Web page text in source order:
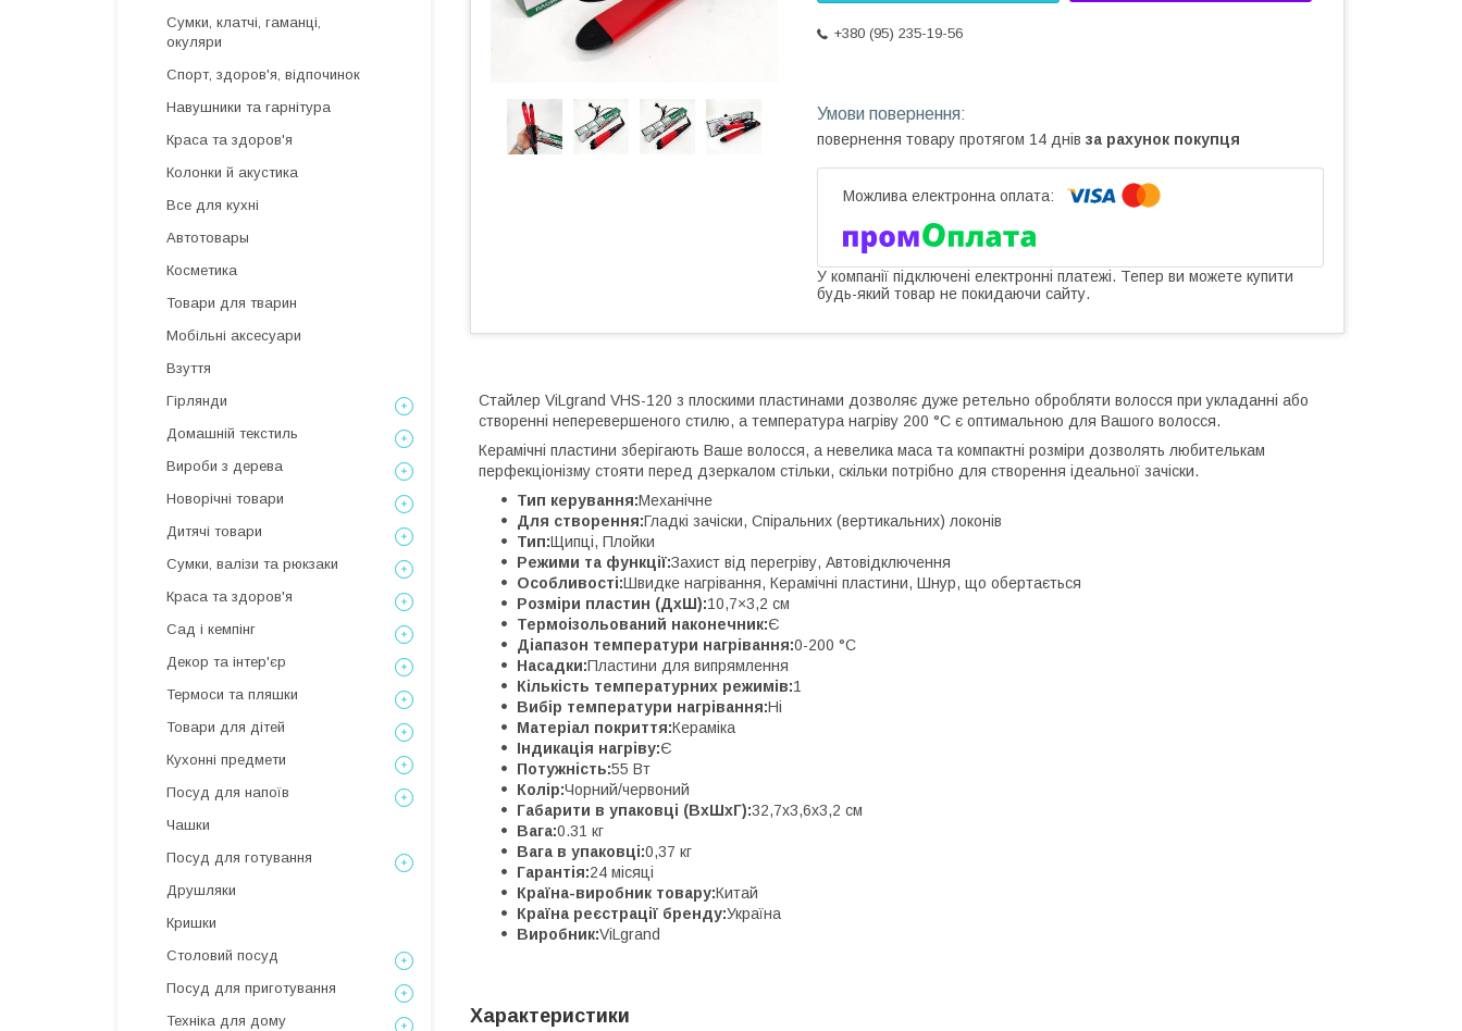
+380 (95) 235-19-56
повернення товару протягом 14 днів за рахунок покупця
У компанії підключені електронні платежі. Тепер ви можете купити
будь-який товар не покидаючи сайту.
Стайлер ViLgrand VHS-120 з плоскими пластинами дозволяє дуже ретельно обробляти волосся при укладанні або
створенні неперевершеного стилю, а температура нагріву 200 °С є оптимальною для Вашого волосся.
Керамічні пластини зберігають Ваше волосся, а невелика маса та компактні розміри дозволять любителькам
перфекціонізму стояти перед дзеркалом стільки, скільки потрібно для створення ідеальної зачіски.
Тип керування:Механічне
Для створення:Гладкі зачіски, Спіральних (вертикальних) локонів
Тип:Щипці, Плойки
Режими та функції:Захист від перегріву, Автовідключення
Особливості:Швидке нагрівання, Керамічні пластини, Шнур, що обертається
Розміри пластин (ДхШ):10,7×3,2 см
Термоізольований наконечник:Є
Діапазон температури нагрівання:0-200 °С
Насадки:Пластини для випрямлення
Кількість температурних режимів:1
Вибір температури нагрівання:Ні
Матеріал покриття:Кераміка
Індикація нагріву:Є
Потужність:55 Вт
Колір:Чорний/червоний
Габарити в упаковці (ВхШхГ):32,7х3,6х3,2 см
Вага:0.31 кг
Вага в упаковці:0,37 кг
Гарантія:24 місяці
Країна-виробник товару:Китай
Країна реєстрації бренду:Україна
Виробник:ViLgrand
Характеристики
Сумки, клатчі, гаманці,
окуляри
Спорт, здоров'я, відпочинок
Навушники та гарнітура
Краса та здоров'я
Колонки й акустика
Все для кухні
Автотовары
Косметика
Товари для тварин
Мобільні аксесуари
Взуття
Гірлянди
Домашній текстиль
Вироби з дерева
Новорічні товари
Дитячі товари
Сумки, валізи та рюкзаки
Краса та здоров'я
Сад і кемпінг
Декор та інтер'єр
Термоси та пляшки
Товари для дітей
Кухонні предмети
Посуд для напоїв
Чашки
Посуд для готування
Друшляки
Кришки
Столовий посуд
Посуд для приготування
Техніка для дому